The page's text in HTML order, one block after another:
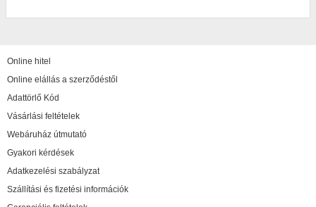
Online hitel
Online elállás a szerződéstől
Adattörlő Kód
Vásárlási feltételek
Webáruház útmutató
Gyakori kérdések
Adatkezelési szabályzat
Szállítási és fizetési információk